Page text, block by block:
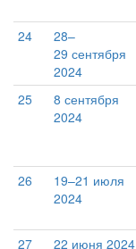
24
28–
29 сентября
2024
25
8 сентября
2024
26
19–21 июля
2024
27 22 июня 2024